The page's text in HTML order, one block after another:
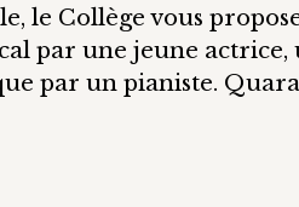
le Collège vous
par une jeune
par un pianiste.